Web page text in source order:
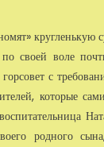
своей воле
с
которые
родного